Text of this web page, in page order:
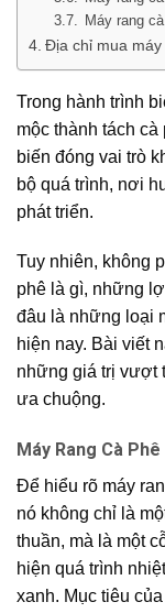
Máy rang
Địa chỉ mua
Trong hành trình
mộc thành tách
biến đóng vai trò
bộ quá trình, nơi
phát triển.
Tuy nhiên, không
phê là gì, những
đâu là những loại
hiện nay. Bài viết
những giá trị vượt
ưa chuộng.
Máy Rang Cà Phê
Để hiểu rõ máy
nó không chỉ là
thuần, mà là một
hiện quá trình
xanh. Mục tiêu